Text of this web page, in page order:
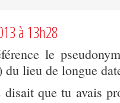
à 13h28
le
lieu de longue
disait que tu avais